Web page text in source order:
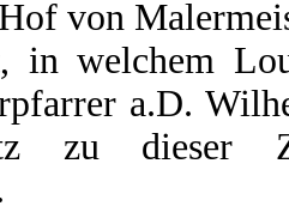
von
in welchem
a.D.
zu dieser